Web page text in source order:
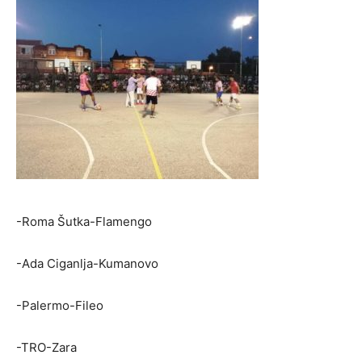
-Roma Šutka-Flamengo
-Ada Ciganlja-Kumanovo
-Palermo-Fileo
-TRO-Zara